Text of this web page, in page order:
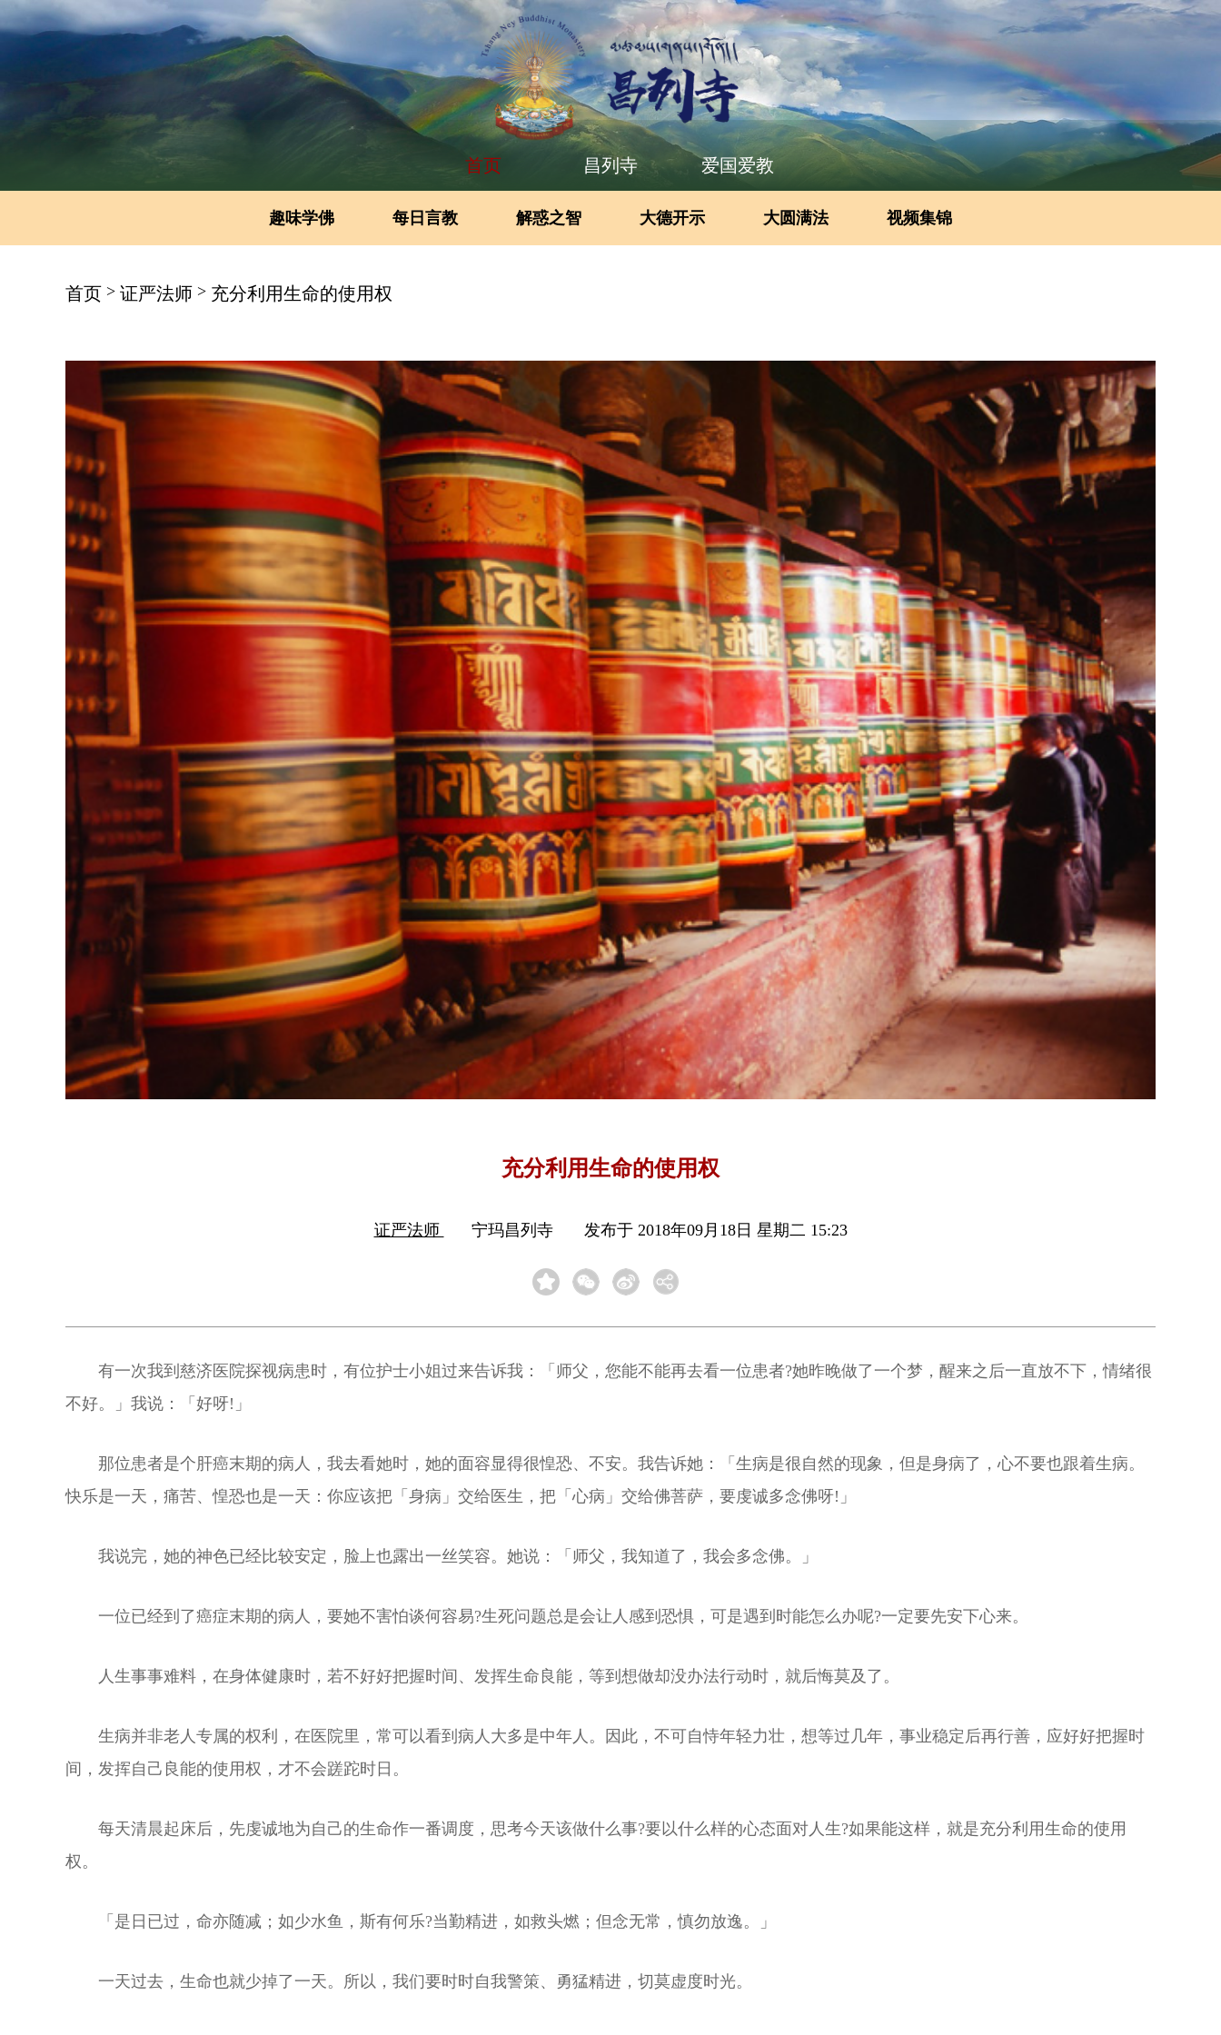
首页 昌列寺 爱国爱教
趣味学佛 每日言教 解惑之智 大德开示 大圆满法 视频集锦
首页 > 证严法师 > 充分利用生命的使用权
充分利用生命的使用权
证严法师 宁玛昌列寺 发布于 2018年09月18日 星期二 15:23
有一次我到慈济医院探视病患时，有位护士小姐过来告诉我：「师父，您能不能再去看一位患者?她昨晚做了一个梦，醒来之后一直放不下，情绪很
不好。」我说：「好呀!」
那位患者是个肝癌末期的病人，我去看她时，她的面容显得很惶恐、不安。我告诉她：「生病是很自然的现象，但是身病了，心不要也跟着生病。
快乐是一天，痛苦、惶恐也是一天：你应该把「身病」交给医生，把「心病」交给佛菩萨，要虔诚多念佛呀!」
我说完，她的神色已经比较安定，脸上也露出一丝笑容。她说：「师父，我知道了，我会多念佛。」
一位已经到了癌症末期的病人，要她不害怕谈何容易?生死问题总是会让人感到恐惧，可是遇到时能怎么办呢?一定要先安下心来。
人生事事难料，在身体健康时，若不好好把握时间、发挥生命良能，等到想做却没办法行动时，就后悔莫及了。
生病并非老人专属的权利，在医院里，常可以看到病人大多是中年人。因此，不可自恃年轻力壮，想等过几年，事业稳定后再行善，应好好把握时
间，发挥自己良能的使用权，才不会蹉跎时日。
每天清晨起床后，先虔诚地为自己的生命作一番调度，思考今天该做什么事?要以什么样的心态面对人生?如果能这样，就是充分利用生命的使用
权。
「是日已过，命亦随减；如少水鱼，斯有何乐?当勤精进，如救头燃；但念无常，慎勿放逸。」
一天过去，生命也就少掉了一天。所以，我们要时时自我警策、勇猛精进，切莫虚度时光。